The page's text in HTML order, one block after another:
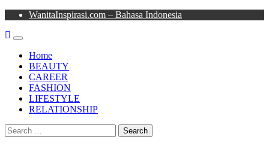
Skip
content
WanitaInspirasi.com – Bahasa Indonesia
Primary
MenuHome
BEAUTY
CAREER
FASHION
LIFESTYLE
RELATIONSHIP
Search
for: